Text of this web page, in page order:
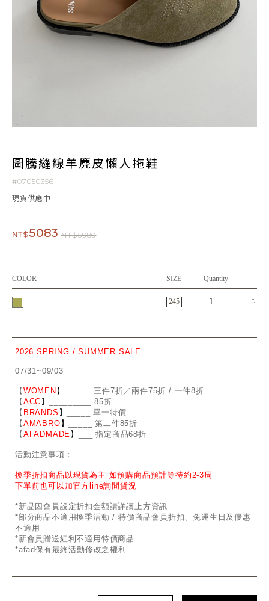
圖騰縫線羊麂皮懶人拖鞋
#07050356
現貨供應中
NT$5083 NT$5980
COLOR SIZE Quantity
245
2026 SPRING / SUMMER SALE
07/31~09/03
【 WOMEN 】
___ 三件7折／兩件75折 / 一件8折
【 ACC 】
____ 85折
【 BRANDS 】
_ 單一特價
【 AMABRO 】
_ 第二件85折
【 AFADMADE 】 ___ 指定商品68折
活動注意事項：
換季折扣商品以現貨為主 如預購商品預計等待約2-3周
下單前也可以加官方line詢問貨況
*新品因會員設定折扣金額請詳讀上方資訊
*部分商品不適用換季活動 / 特價商品會員折扣、免運生日及優惠
不適用
*新會員贈送紅利不適用特價商品
*afad保有最終活動修改之權利